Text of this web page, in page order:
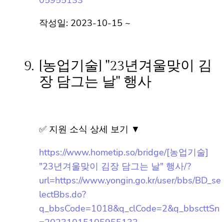
5105955133
[농업기술] "23년겨울맞이 김
✅ 지원 소식 상세 보기 ▼
https://www.hometip.so/bridge/[농업기술]
"23년겨울맞이 김장 담그는 날" 행사/?
url=https://www.yongin.go.kr/user/bbs/BD_
selectBbs.do?